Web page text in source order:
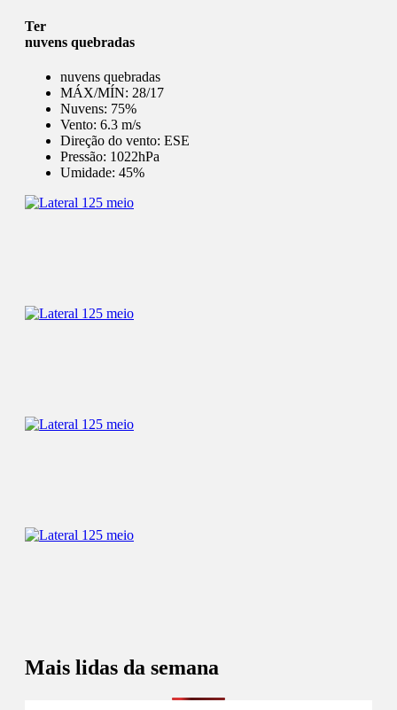
Ter
nuvens quebradas
nuvens quebradas
MÁX/MÍN: 28/17
Nuvens: 75%
Vento: 6.3 m/s
Direção do vento: ESE
Pressão: 1022hPa
Umidade: 45%
Mais lidas da semana